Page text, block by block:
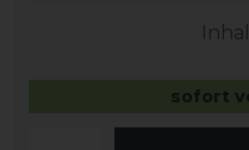
sofort